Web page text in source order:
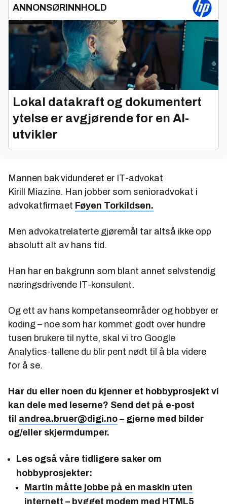
ANNONSØRINNHOLD
Lokal datakraft og dokumentert
ytelse er avgjørende for en AI-
utvikler
Mannen bak vidunderet er IT-advokat
Kirill Miazine. Han jobber som senioradvokat i
advokatfirmaet Føyen Torkildsen.
Men advokatrelaterte gjøremål tar altså ikke opp
absolutt alt av hans tid.
Han har en bakgrunn som blant annet selvstendig
næringsdrivende IT-konsulent.
Og ett av hans kompetanseområder og hobbyer er
koding – noe som har kommet godt over hundre
tusen brukere til nytte, skal vi tro Google
Analytics-tallene du blir pent nødt til å bla videre
for å se.
Har du eller noen du kjenner et hobbyprosjekt vi
kan dele med leserne? Send det på e-post
til andrea.bruer@digi.no – gjerne med bilder
og/eller skjermdumper.
Les også våre tidligere saker om
hobbyprosjekter:
Martin måtte jobbe på en maskin uten
internett – bygget modem med HTML5